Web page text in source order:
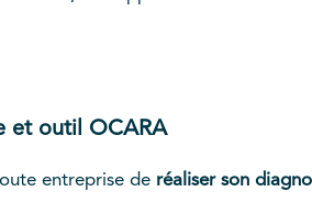
et outil OCARA
entreprise de réaliser son